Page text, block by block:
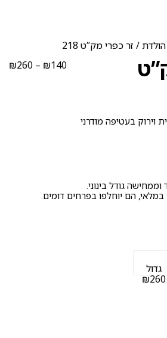
הולדת / זר כפרי מק”ט 218
₪140
–
₪260
וירוק בעטיפה מודרני
גודל בינוני.
הם יוחלפו בפרחים דומים.
גדול
₪260